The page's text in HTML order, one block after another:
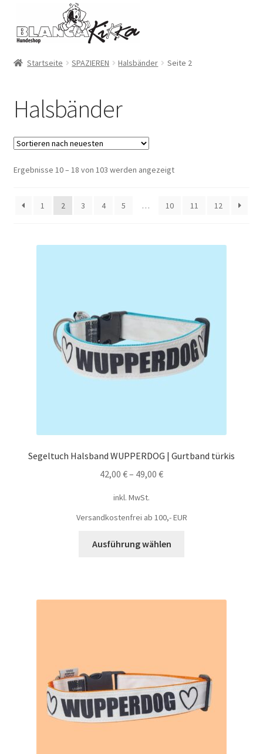
Navigation
springen
Inhalt
springen
Startseite SPAZIEREN Halsbänder Seite 2
Halsbänder
Ergebnisse 10 – 18 von 103 werden angezeigt
1 2 3 4 5 … 10 11 12
Segeltuch Halsband WUPPERDOG | Gurtband türkis
42,00 €– 49,00 €
inkl. MwSt.
Versandkostenfrei ab 100,- EUR
Ausführung wählen